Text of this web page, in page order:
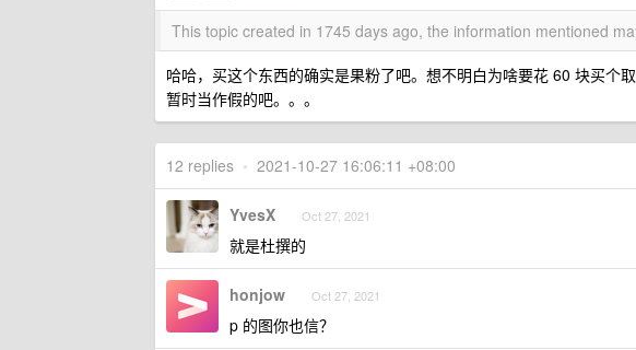
This topic created in 1745 days ago, the information mentioned
哈哈，买这个东西的确实是果粉了吧。想不明白为啥要花 60 块买个
暂时当作假的吧。。。
12 replies • 2021-10-27 16:06:11 +08:00
YvesX Oct 27, 2021
就是杜撰的
honjow Oct 27, 2021
p 的图你也信？